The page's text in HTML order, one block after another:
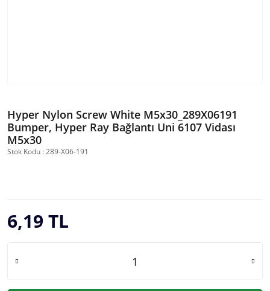
Hyper Nylon Screw White M5x30_289X06191
Bumper, Hyper Ray Bağlantı Uni 6107 Vidası
M5x30
Stok Kodu : 289-X06-191
6,19 TL